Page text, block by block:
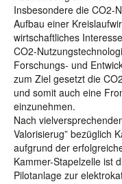
Insbesondere die CO2-
Aufbau einer
wirtschaftliches
CO2-
Forschungs- und
zum Ziel gesetzt die
und somit auch eine
einzunehmen.
Nach
Valorisierug” bezüglich
aufgrund der
Kammer-Stapelzelle ist
Pilotanlage zur